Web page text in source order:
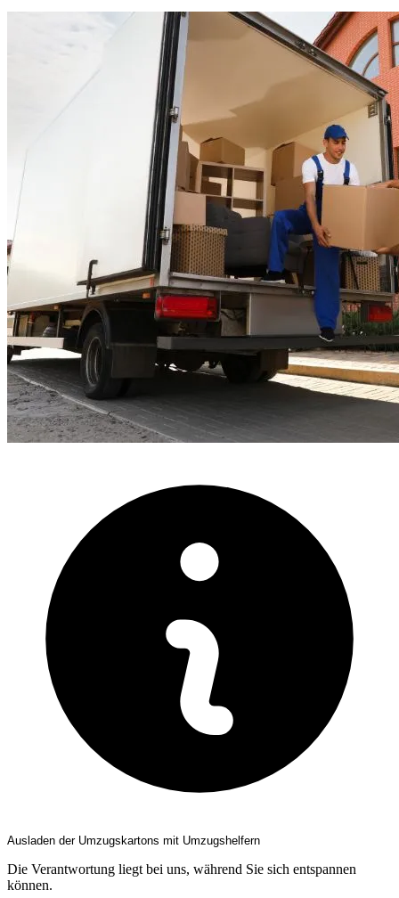
Ausladen der Umzugskartons mit Umzugshelfern
Die Verantwortung liegt bei uns, während Sie sich entspannen
können.